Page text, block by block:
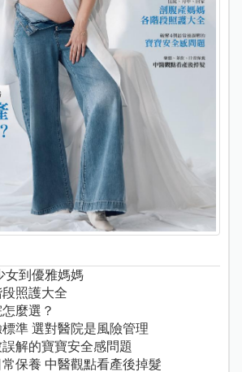
女到優雅媽媽
照護大全
麼選？
準 選對醫院是風險管理
解的寶寶安全感問題
保養 中醫觀點看產後掉髮